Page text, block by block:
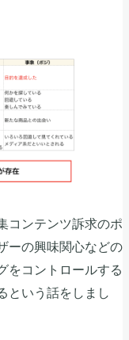
コンテンツ訴求のポ
ーの興味関心などの
をコントロールする
という話をしまし